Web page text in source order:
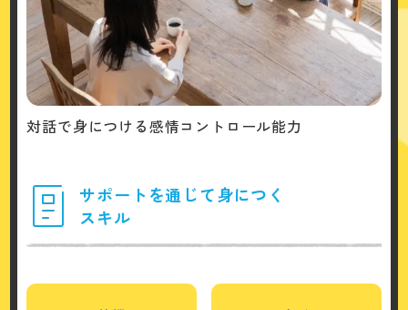
対話で身につける感情コントロール能力
サポートを通じて身につく
スキル